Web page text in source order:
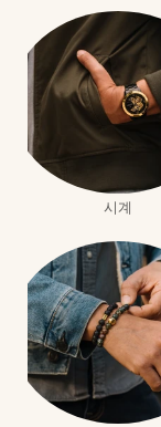
시계